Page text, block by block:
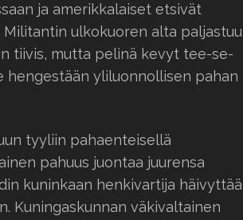
ja amerikkalaiset etsivät
ulkokuoren alta paljastuu
tiivis, mutta pelinä kevyt tee-se-
hengestään yliluonnollisen pahan
tyyliin pahaenteisellä
pahuus juontaa juurensa
kuninkaan henkivartija häivyttää
Kuningaskunnan väkivaltainen